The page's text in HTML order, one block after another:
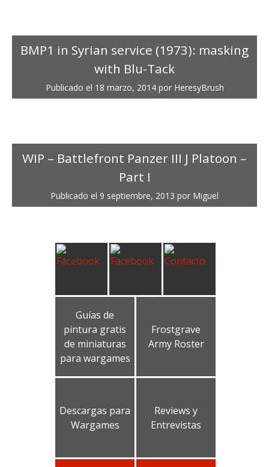
BMP1 in Syrian service (1973): masking
with Blu-Tack
Publicado el 18 marzo, 2014por HeresyBrush
WIP – Battlefront Panzer III J Platoon –
Part I
Publicado el 9 septiembre, 2013 por Miguel
Guías de
pintura gratis
de miniaturas
para wargames
Frostgrave
Army Roster
Descargas para
Wargames
Reviews y
Entrevistas